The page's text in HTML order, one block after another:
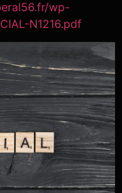
wp-
N1216.pdf